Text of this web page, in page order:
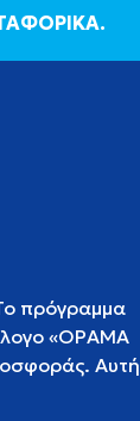
πρόγραμμα
«ΟΡΑΜΑ
Αυτή